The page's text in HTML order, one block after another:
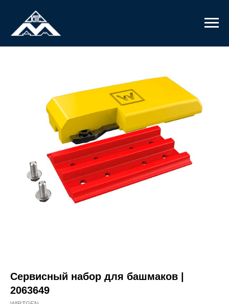
Сервисный набор для башмаков |
2063649